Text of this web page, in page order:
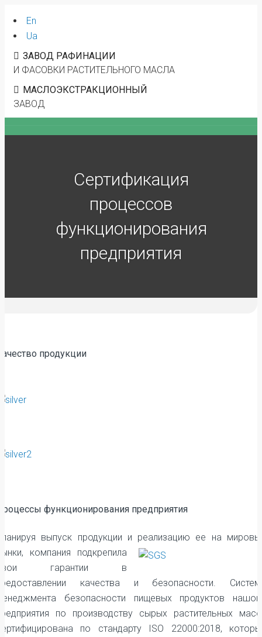
En
Ua
ЗАВОД РАФИНАЦИИ
И ФАСОВКИ РАСТИТЕЛЬНОГО МАСЛА
МАСЛОЭКСТРАКЦИОННЫЙ
ЗАВОД
Сертификация
процессов
функционирования
предприятия
продукции
функционирования предприятия
выпуск продукции и реализацию ее на
компания подкрепила
гарантии в
качества и безопасности.
безопасности пищевых продуктов
по производству сырых растительных
по стандарту ISO 22000:2018,